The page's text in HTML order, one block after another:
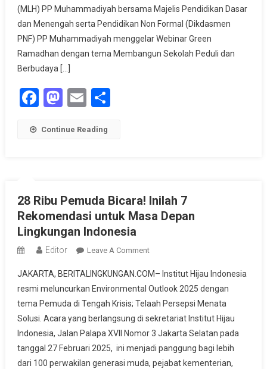
Lewat
Adiwiyata
Berkemajuan
(MLH) PP Muhammadiyah bersama Majelis Pendidikan Dasar
dan Menengah serta Pendidikan Non Formal (Dikdasmen
PNF) PP Muhammadiyah menggelar Webinar Green
Ramadhan dengan tema Membangun Sekolah Peduli dan
Berbudaya […]
Facebook
Mastodon
EmailShare
Continue Reading
28 Ribu Pemuda Bicara! Inilah 7
Rekomendasi untuk Masa Depan
Lingkungan Indonesia
Editor Leave A CommentOn
Ribu
Pemuda
Bicara!
Inilah
7
Rekomendasi
Untuk
JAKARTA, BERITALINGKUNGAN.COM– Institut Hijau Indonesia
resmi meluncurkan Environmental Outlook 2025 dengan
tema Pemuda di Tengah Krisis; Telaah Persepsi Menata
Solusi. Acara yang berlangsung di sekretariat Institut Hijau
Indonesia, Jalan Palapa XVII Nomor 3 Jakarta Selatan pada
tanggal 27 Februari 2025, ini menjadi panggung bagi lebih
dari 100 perwakilan generasi muda, pejabat kementerian,